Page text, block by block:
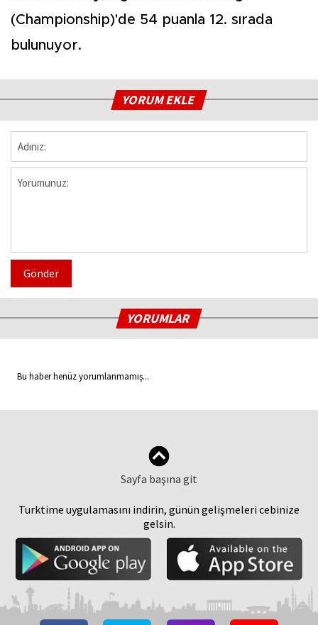
(Championship)'de 54 puanla 12. sırada
bulunuyor.
YORUM EKLE
Gönder
YORUMLAR
Bu haber henüz yorumlanmamış...
Sayfa başına git
Turktime uygulamasını indirin, günün gelişmeleri cebinize
gelsin.